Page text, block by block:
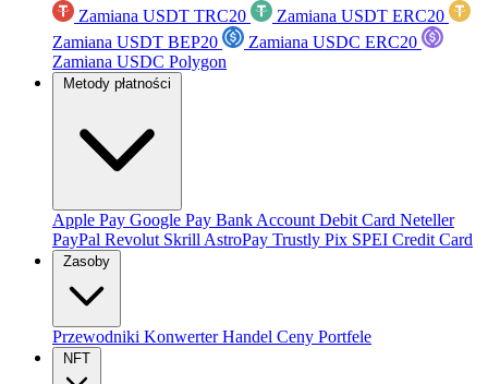
Zamiana USDT TRC20
Zamiana USDT ERC20
Zamiana USDT BEP20
Zamiana USDC ERC20
Zamiana USDC Polygon
Metody płatności
Apple Pay Google Pay Bank Account Debit Card Neteller
PayPal Revolut Skrill AstroPay Trustly Pix SPEI Credit Card
Zasoby
Przewodniki KonwerterHandel Ceny Portfele
NFT